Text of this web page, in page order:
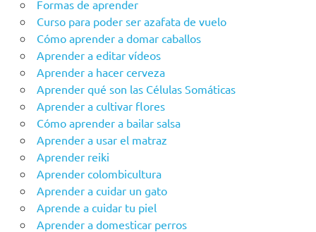
Formas de aprender
Curso para poder ser azafata de vuelo
Cómo aprender a domar caballos
Aprender a editar vídeos
Aprender a hacer cerveza
Aprender qué son las Células Somáticas
Aprender a cultivar flores
Cómo aprender a bailar salsa
Aprender a usar el matraz
Aprender reiki
Aprender colombicultura
Aprender a cuidar un gato
Aprende a cuidar tu piel
Aprender a domesticar perros